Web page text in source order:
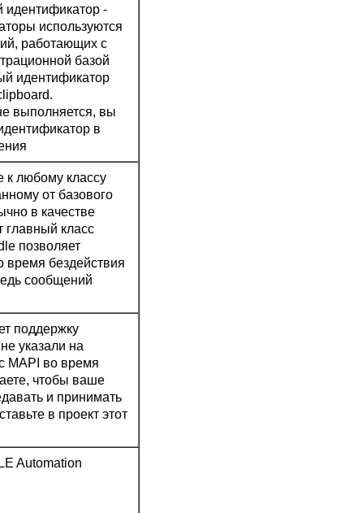
идентификатор -
используются
работающих с
базой
идентификатор
выполняется, вы
в
к любому классу
от базового
в качестве
главный класс
позволяет
время бездействия
сообщений
поддержку
указали на
MAPI во время
чтобы ваше
и принимать
в проект этот
Automation